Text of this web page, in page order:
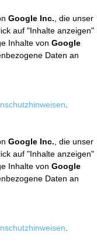
Google Inc. , die unser
auf "Inhalte anzeigen"
Inhalte von Google
Daten an
Google Inc. , die unser
auf "Inhalte anzeigen"
Inhalte von Google
Daten an